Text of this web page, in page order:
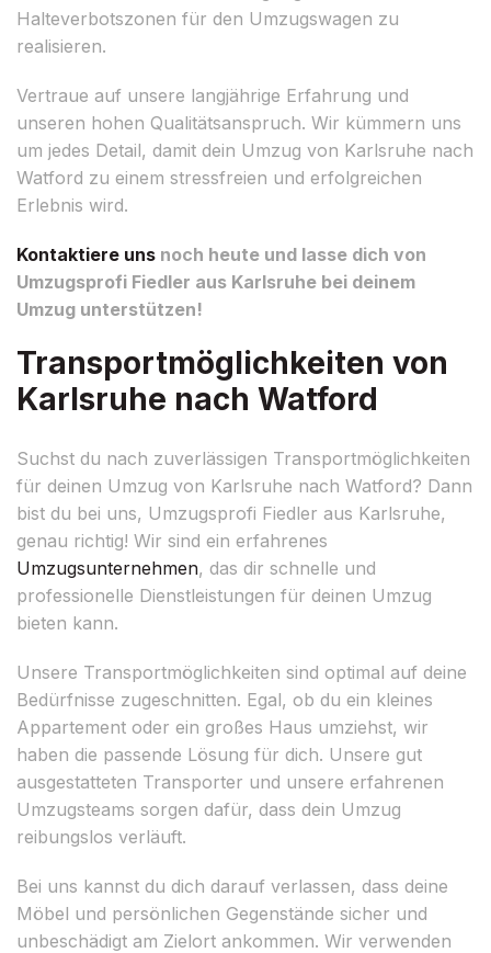
Halteverbotszonen für den Umzugswagen zu
realisieren.
Vertraue auf unsere langjährige Erfahrung und
unseren hohen Qualitätsanspruch. Wir kümmern uns
um jedes Detail, damit dein Umzug von Karlsruhe nach
Watford zu einem stressfreien und erfolgreichen
Erlebnis wird.
Kontaktiere uns noch heute und lasse dich von
Umzugsprofi Fiedler aus Karlsruhe bei deinem
Umzug unterstützen!
Transportmöglichkeiten von
Karlsruhe nach Watford
Suchst du nach zuverlässigen Transportmöglichkeiten
für deinen Umzug von Karlsruhe nach Watford? Dann
bist du bei uns, Umzugsprofi Fiedler aus Karlsruhe,
genau richtig! Wir sind ein erfahrenes
Umzugsunternehmen, das dir schnelle und
professionelle Dienstleistungen für deinen Umzug
bieten kann.
Unsere Transportmöglichkeiten sind optimal auf deine
Bedürfnisse zugeschnitten. Egal, ob du ein kleines
Appartement oder ein großes Haus umziehst, wir
haben die passende Lösung für dich. Unsere gut
ausgestatteten Transporter und unsere erfahrenen
Umzugsteams sorgen dafür, dass dein Umzug
reibungslos verläuft.
Bei uns kannst du dich darauf verlassen, dass deine
Möbel und persönlichen Gegenstände sicher und
unbeschädigt am Zielort ankommen. Wir verwenden